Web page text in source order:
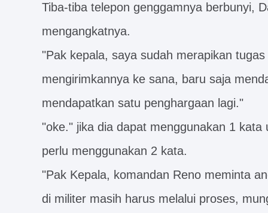
Tiba-tiba telepon genggamnya berbunyi,
mengangkatnya.
"Pak kepala, saya sudah merapikan
mengirimkannya ke sana, baru saja
mendapatkan satu penghargaan lagi."
"oke." jika dia dapat menggunakan 1
perlu menggunakan 2 kata.
"Pak Kepala, komandan Reno meminta
di militer masih harus melalui proses,